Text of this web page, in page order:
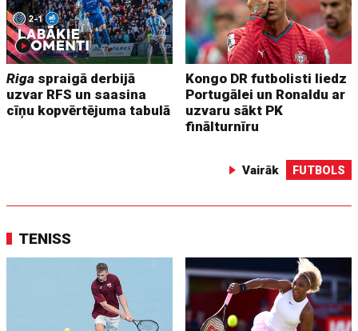
Riga spraigā derbijā
uzvar RFS un saasina
cīņu kopvērtējuma tabulā
Kongo DR futbolisti liedz
Portugālei un Ronaldu ar
uzvaru sākt PK
finālturnīru
Vairāk FUTBOLS
TENISS